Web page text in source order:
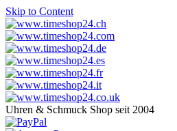
Skip to Content
Uhren & Schmuck Shop seit 2004